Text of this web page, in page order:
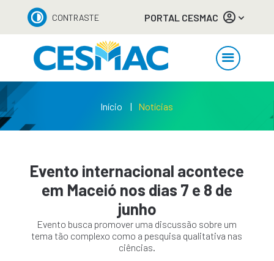
CONTRASTE PORTAL CESMAC
Início Notícias
Evento internacional acontece
em Maceió nos dias 7 e 8 de
junho
Evento busca promover uma discussão sobre um
tema tão complexo como a pesquisa qualitativa nas
ciências.